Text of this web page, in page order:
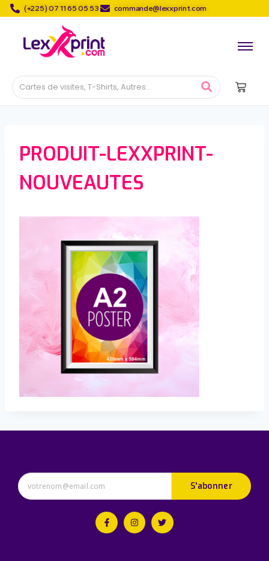
(+225) 07 11 65 05 53 commande@lexxprint.com
PRODUIT-LEXXPRINT-
NOUVEAUTES
S'abonner